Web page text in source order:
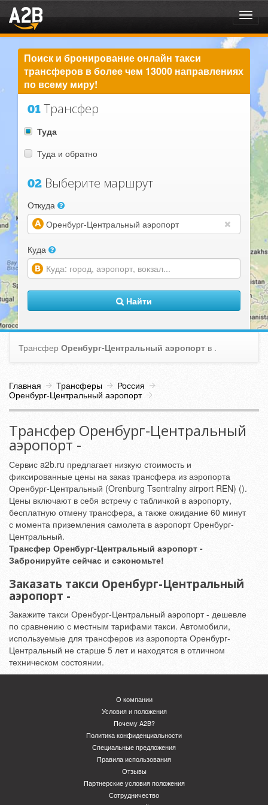
Поиск и бронирование онлайн такси
трансферов в более чем 13000 направлениях
по всему миру!
01 Трансфер
Туда
Туда и обратно
02 Выберите маршрут
Откуда
Куда
Найти
Главная Трансферы
Россия
Оренбург-Центральный аэропорт
Трансфер Оренбург-Центральный
аэропорт -
Сервис a2b.ru предлагает низкую стоимость и
фиксированные цены на заказ трансфера из аэропорта
Оренбург-Центральный (Orenburg Tsentralny airport REN) ().
Цены включают в себя встречу с табличкой в аэропорту,
бесплатную отмену трансфера, а также ожидание 60 минут
с момента приземления самолета в аэропорт Оренбург-
Центральный.
Трансфер Оренбург-Центральный аэропорт -
Забронируйте сейчас и сэкономьте!
Заказать такси Оренбург-Центральный
аэропорт -
Закажите такси Оренбург-Центральный аэропорт - дешевле
по сравнению с местным тарифами такси. Автомобили,
используемые для трансферов из аэропорта Оренбург-
Центральный не старше 5 лет и находятся в отличном
техническом состоянии.
Трансфер Оренбург-Центральный аэропорт в .
О компании
Условия и положения
Почему A2B?
Политика конфиденциальности
Специальные предложения
Правила использования
Отзывы
Партнерские условия положения
Сотрудничество